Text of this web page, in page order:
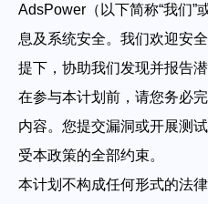
窗口同步
Local API
联盟营销
跨境电商
数字营销
跨境导航
价格
下载
预约演示
AdsPower（以下简称“我们”
息及系统安全。我们欢迎安
提下，协助我们发现并报告潜
在参与本计划前，请您务必
内容。您提交漏洞或开展测
受本政策的全部约束。
本计划不构成任何形式的法